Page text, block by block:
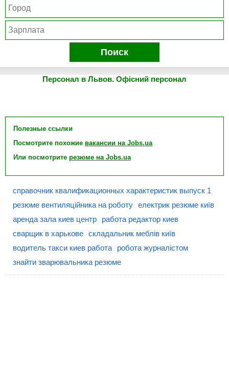
Поиск
Персонал в Львов. Офісний персонал
Полезные ссылки
Посмотрите похожие вакансии на Jobs.ua
Или посмотрите резюме на Jobs.ua
справочник квалификационных характеристик выпуск 1
резюме вентиляційника на роботу електрик резюме київ
аренда зала киев центр
работа редактор киев
сварщик в харькове складальник меблів київ
водитель такси киев работа
робота журналістом
знайти зварювальника резюме